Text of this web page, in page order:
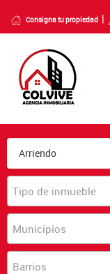
Consigna tu propiedad
Tipo de inmueble
Municipios
Barrios